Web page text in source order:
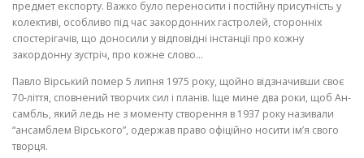
пред­мет експорту. Важко було переносити і постійну присутність у
колекти­ві, особливо під час закордонних гастролей, сторонніх
спостерігачів, що доносили у відповідні інстанції про кожну
закордонну зустріч, про кож­не слово…
Павло Вірський помер 5 липня 1975 року, щойно відзначивши своє
70-ліття, сповнений творчих сил і планів. Іще мине два роки, щоб Ан­
самбль, який ледь не з моменту створення в 1937 року називали
“ансамблем Вірського”, одержав право офіційно носити ім’я свого
творця.